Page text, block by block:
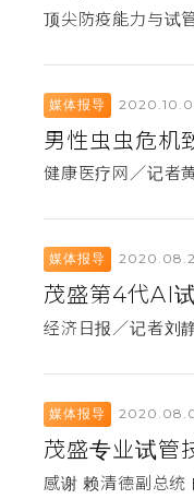
顶尖防疫能力与试
媒体报导
男性虫虫危
健康医疗网／记者
媒体报导
茂盛第4代AI
经济日报／记者刘
媒体报导
茂盛专业试管
感谢 赖清德副总统